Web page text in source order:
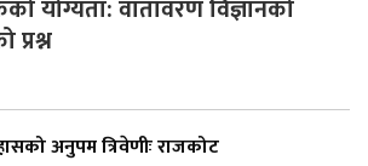
योग्यता: वातावरण विज्ञानको
प्रश्न
अनुपम त्रिवेणीः राजकोट